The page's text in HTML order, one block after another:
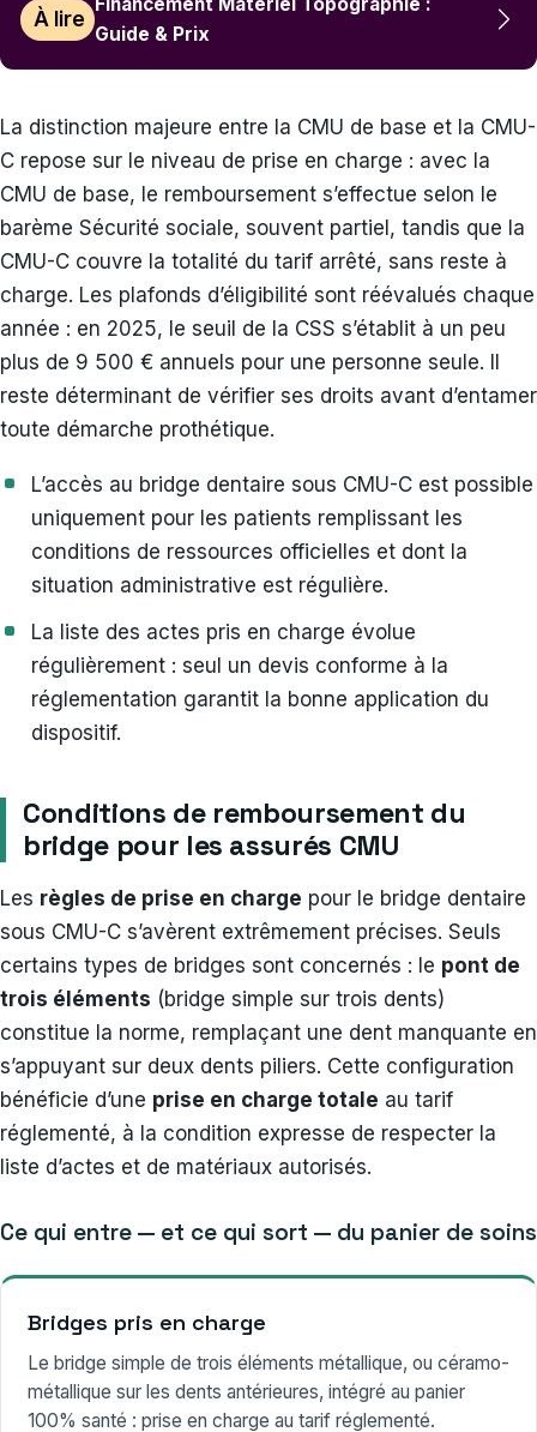
À lire
Guide & Prix
La distinction majeure entre la CMU de base et la CMU-
C repose sur le niveau de prise en charge : avec la
CMU de base, le remboursement s’effectue selon le
barème Sécurité sociale, souvent partiel, tandis que la
CMU-C couvre la totalité du tarif arrêté, sans reste à
charge. Les plafonds d’éligibilité sont réévalués chaque
année : en 2025, le seuil de la CSS s’établit à un peu
plus de 9 500 € annuels pour une personne seule. Il
reste déterminant de vérifier ses droits avant d’entamer
toute démarche prothétique.
L’accès au bridge dentaire sous CMU-C est possible
uniquement pour les patients remplissant les
conditions de ressources officielles et dont la
situation administrative est régulière.
La liste des actes pris en charge évolue
régulièrement : seul un devis conforme à la
réglementation garantit la bonne application du
dispositif.
Conditions de remboursement du
bridge pour les assurés CMU
Les règles de prise en charge pour le bridge dentaire
sous CMU-C s’avèrent extrêmement précises. Seuls
certains types de bridges sont concernés : le pont de
trois éléments (bridge simple sur trois dents)
constitue la norme, remplaçant une dent manquante en
s’appuyant sur deux dents piliers. Cette configuration
bénéficie d’une prise en charge totale au tarif
réglementé, à la condition expresse de respecter la
liste d’actes et de matériaux autorisés.
Ce qui entre — et ce qui sort — du panier de soins
Bridges pris en charge
Le bridge simple de trois éléments métallique, ou céramo-
métallique sur les dents antérieures, intégré au panier
100% santé : prise en charge au tarif réglementé.